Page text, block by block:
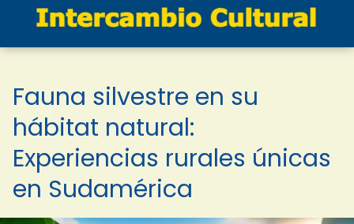
Fauna silvestre en su
hábitat natural:
Experiencias rurales únicas
en Sudamérica